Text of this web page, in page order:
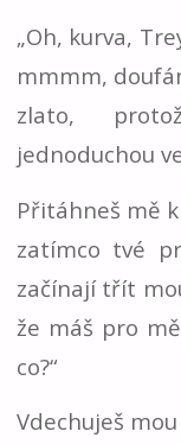
„Oh, kurva,
mmmm,
zlato,
jednoduchou
Přitáhneš mě
zatímco tvé
začínají třít
že máš pro
co?“
Vdechuješ